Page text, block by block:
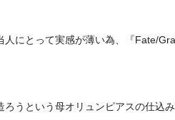
にとって実感が薄い為、『Fate/
うという母オリュンピアスの仕込